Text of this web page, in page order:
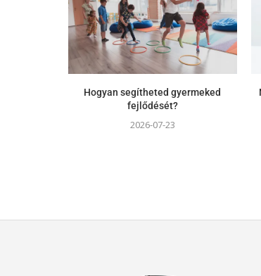
Hogyan segítheted gyermeked
fejlődését?
2026-07-23